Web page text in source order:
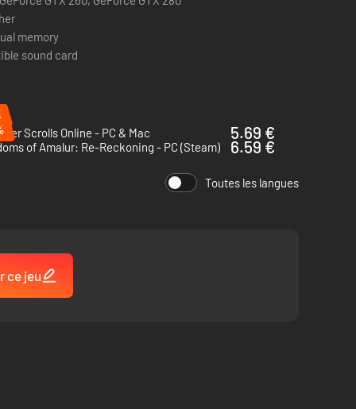
memory
sound card
Scrolls Online - PC & Mac
5.69 €
of Amalur: Re-Reckoning - PC (Steam)
6.59 €
Toutes les langues
ce jeu